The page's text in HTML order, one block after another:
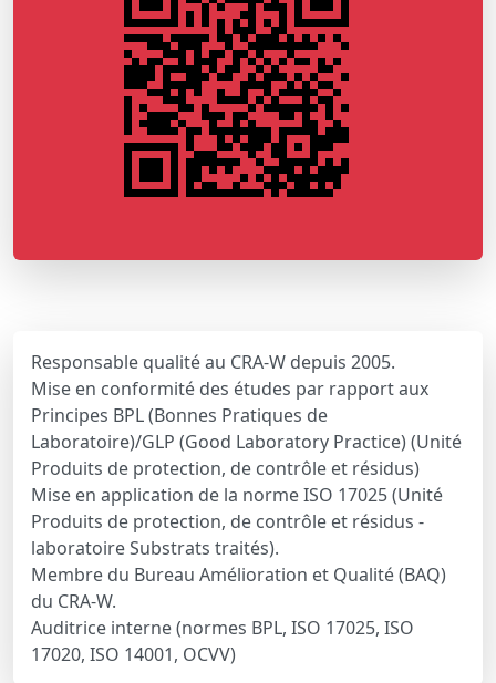
Responsable qualité au CRA-W depuis 2005.
Mise en conformité des études par rapport aux
Principes BPL (Bonnes Pratiques de
Laboratoire)/GLP (Good Laboratory Practice) (Unité
Produits de protection, de contrôle et résidus)
Mise en application de la norme ISO 17025 (Unité
Produits de protection, de contrôle et résidus -
laboratoire Substrats traités).
Membre du Bureau Amélioration et Qualité (BAQ)
du CRA-W.
Auditrice interne (normes BPL, ISO 17025, ISO
17020, ISO 14001, OCVV)